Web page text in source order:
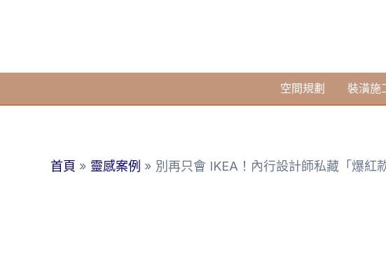
要
空間規劃 裝潢施
首頁 靈感案例 別再只會 IKEA！內行設計師私藏「爆紅